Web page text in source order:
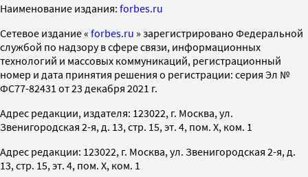
Наименование издания: forbes.ru
Cетевое издание « forbes.ru » зарегистрировано Федеральной
службой по надзору в сфере связи, информационных
технологий и массовых коммуникаций, регистрационный
номер и дата принятия решения о регистрации: серия Эл №
ФС77-82431 от 23 декабря 2021 г.
Адрес редакции, издателя: 123022, г. Москва, ул.
Звенигородская 2-я, д. 13, стр. 15, эт. 4, пом. X, ком. 1
Адрес редакции: 123022, г. Москва, ул. Звенигородская 2-я, д.
13, стр. 15, эт. 4, пом. X, ком. 1